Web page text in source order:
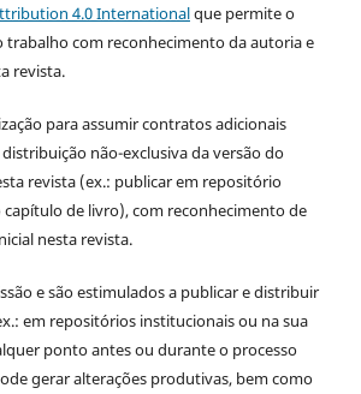
4.0 Internationalque permite o
com reconhecimento da autoria e
revista.
para assumir contratos adicionais
não-exclusiva da versão do
revista (ex.: publicar em repositório
de livro), com reconhecimento de
nesta revista.
e são estimulados a publicar e distribuir
em repositórios institucionais ou na sua
ponto antes ou durante o processo
gerar alterações produtivas, bem como